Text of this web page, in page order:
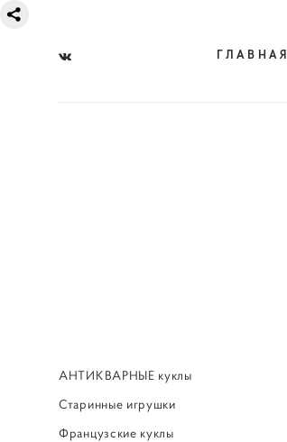
ГЛАВНАЯ
АНТИКВАРНЫЕ куклы
Старинные игрушки
Французские куклы